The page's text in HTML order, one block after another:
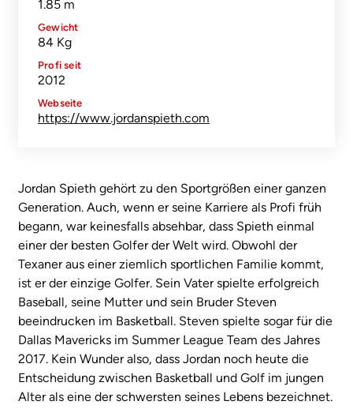
1.85 m
Gewicht
84 Kg
Profi seit
2012
Webseite
https://www.jordanspieth.com
Jordan Spieth gehört zu den Sportgrößen einer ganzen
Generation. Auch, wenn er seine Karriere als Profi früh
begann, war keinesfalls absehbar, dass Spieth einmal
einer der besten Golfer der Welt wird. Obwohl der
Texaner aus einer ziemlich sportlichen Familie kommt,
ist er der einzige Golfer. Sein Vater spielte erfolgreich
Baseball, seine Mutter und sein Bruder Steven
beeindrucken im Basketball. Steven spielte sogar für die
Dallas Mavericks im Summer League Team des Jahres
2017. Kein Wunder also, dass Jordan noch heute die
Entscheidung zwischen Basketball und Golf im jungen
Alter als eine der schwersten seines Lebens bezeichnet.